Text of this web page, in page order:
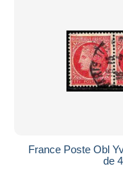
France Poste Obl
de